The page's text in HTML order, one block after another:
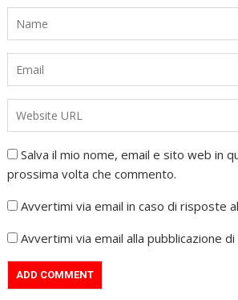
Salva il mio nome, email e sito web in
prossima volta che commento.
Avvertimi via email in caso di risposte
Avvertimi via email alla pubblicazione